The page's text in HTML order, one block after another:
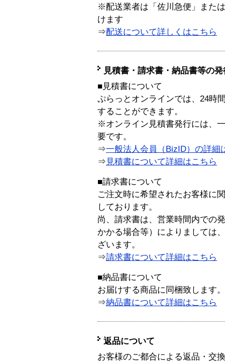
※配送業者は「佐川急便」また
けます
⇒配送について詳しくはこちら
見積書・請求書・納品書等の
■見積書について
ぷらっとオンラインでは、24時
することができます。
※オンライン見積書発行には、
要です。
⇒一般法人会員（BizID）の詳細
⇒ 見積書について詳細はこちら
■請求書について
ご注文時に希望されたお客様に
しております。
尚、請求書は、営業時間内での
かかる場合等）によりましては
ざいます。
⇒請求書について詳細はこちら
■納品書について
お届けする商品に同梱致します。
⇒納品書について詳細はこちら
返品について
お客様のご都合による返品・交